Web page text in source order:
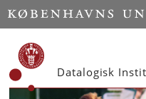
Start
Datalogisk